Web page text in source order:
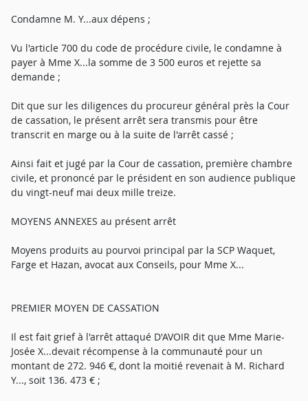
Condamne M. Y...aux dépens ;
Vu l'article 700 du code de procédure civile, le condamne à
payer à Mme X...la somme de 3 500 euros et rejette sa
demande ;
Dit que sur les diligences du procureur général près la Cour
de cassation, le présent arrêt sera transmis pour être
transcrit en marge ou à la suite de l'arrêt cassé ;
Ainsi fait et jugé par la Cour de cassation, première chambre
civile, et prononcé par le président en son audience publique
du vingt-neuf mai deux mille treize.
MOYENS ANNEXES au présent arrêt
Moyens produits au pourvoi principal par la SCP Waquet,
Farge et Hazan, avocat aux Conseils, pour Mme X...
PREMIER MOYEN DE CASSATION
Il est fait grief à l'arrêt attaqué D'AVOIR dit que Mme Marie-
Josée X...devait récompense à la communauté pour un
montant de 272. 946 €, dont la moitié revenait à M. Richard
Y..., soit 136. 473 € ;